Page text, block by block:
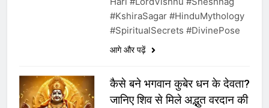
#KshiraSagar #HinduMythology
#SpiritualSecrets #DivinePose
आगे और पढ़ें
कैसे बने भगवान कुबेर धन के देवता?
जानिए शिव से मिले अद्भुत वरदान की